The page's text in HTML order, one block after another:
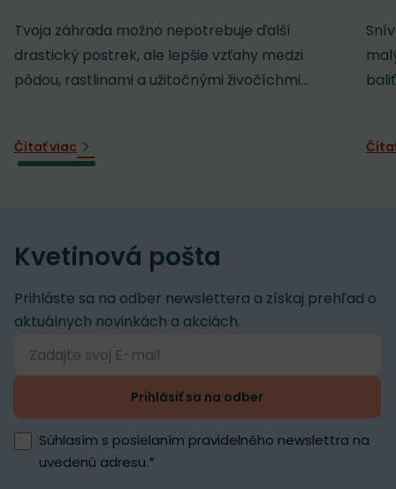
Tvoja záhrada možno nepotrebuje ďalší
drastický postrek, ale lepšie vzťahy medzi
pôdou, rastlinami a užitočnými živočíchmi...
Čítať viac
Kvetinová pošta
Prihláste sa na odber newslettera a získaj prehľad o
aktuálnych novinkách a akciách.
Prihlásiť sa na odber
Súhlasím s posielaním pravidelného newslettra na
uvedenú adresu.*